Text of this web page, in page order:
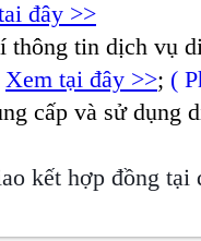
đây >>
thông tin dịch vụ
Xem tại đây >>; (
cấp và sử dụng
kết hợp đồng